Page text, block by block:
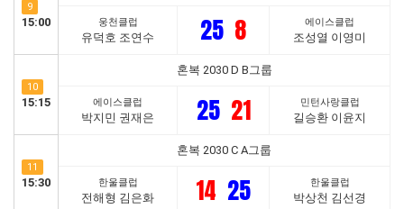
9
15:00 웅천클럽
유덕호 조연수 25 8 에이스클럽
조성열 이영미
10
15:15
혼복 2030 D B그룹
에이스클럽
박지민 권재은 25 21 민턴사랑클럽
길승환 이윤지
11
15:30
혼복 2030 C A그룹
한울클럽
전해형 김은화 14 25 한울클럽
박상천 김선경